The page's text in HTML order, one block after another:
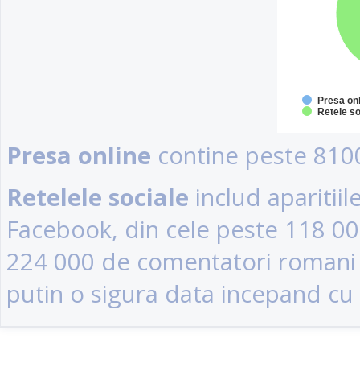
Presa
Retele
Presa online contine peste
Retelele sociale includ
Facebook, din cele peste 118
224 000 de comentatori
putin o sigura data incepand